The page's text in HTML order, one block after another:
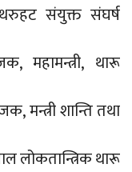
संयुक्त संघर्ष
महामन्त्री, थारू
मन्त्री शान्ति तथा
लोकतान्त्रिक थारू